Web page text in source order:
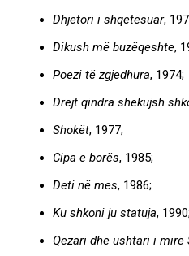
Dhjetori i shqetësuar,
Dikush më buzëqeshte,
Poezi të zgjedhura, 1974;
Drejt qindra shekujsh
Shokët, 1977;
Cipa e borës, 1985;
Deti në mes, 1986;
Ku shkoni ju statuja, 1990;
Qezari dhe ushtari i mirë